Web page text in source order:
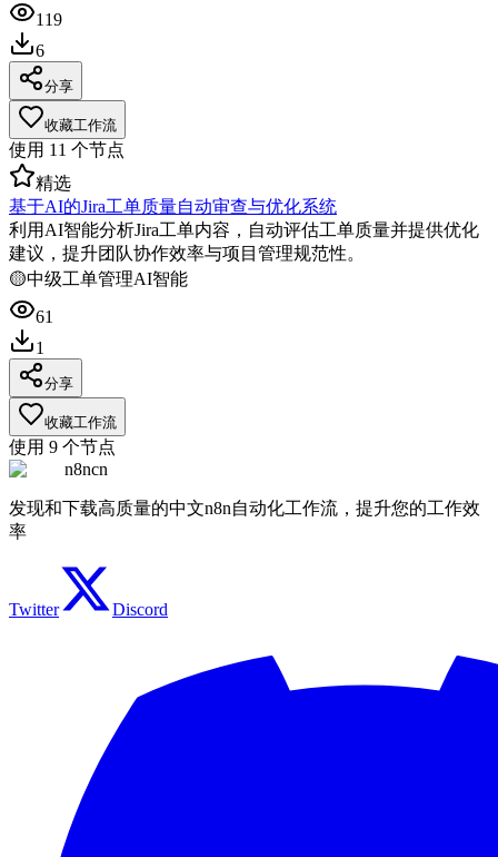
119
6
分享
收藏工作流
使用 11 个节点
精选
基于AI的Jira工单质量自动审查与优化系统
利用AI智能分析Jira工单内容，自动评估工单质量并提供优化
建议，提升团队协作效率与项目管理规范性。
🟡中级工单管理AI智能
61
1
分享
收藏工作流
使用 9 个节点
n8ncn
发现和下载高质量的中文n8n自动化工作流，提升您的工作效
率
Twitter Discord